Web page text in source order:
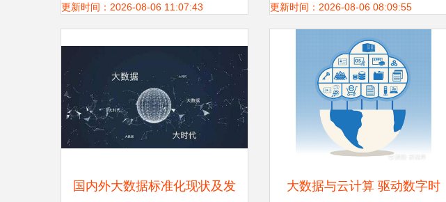
更新时间：2026-08-06 11:07:43 更新时间：2026-08-06 08:09:55
国内外大数据标准化现状及发 大数据与云计算 驱动数字时